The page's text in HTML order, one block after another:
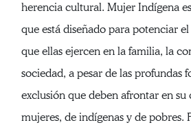
herencia cultural. Mujer Indígena
que está diseñado para potenciar
que ellas ejercen en la familia, la
sociedad, a pesar de las profundas
exclusión que deben afrontar en
mujeres, de indígenas y de pobres.